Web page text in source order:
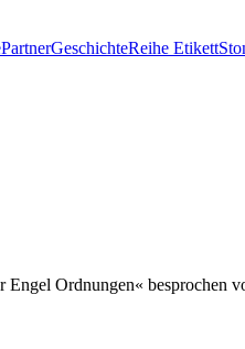
PartnerGeschichteReihe Etikett
Ordnungen« besprochen